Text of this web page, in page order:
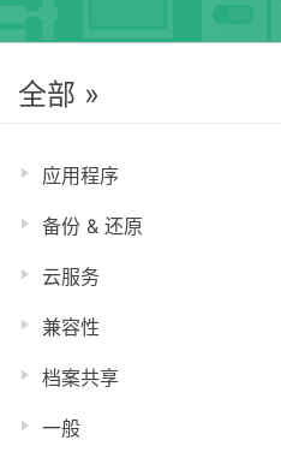
全部 »
应用程序
备份 & 还原
云服务
兼容性
档案共享
一般